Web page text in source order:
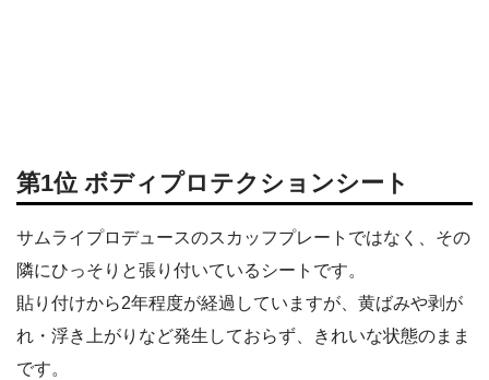
第1位 ボディプロテクションシート
サムライプロデュースのスカッフプレートではなく、その
隣にひっそりと張り付いているシートです。
貼り付けから2年程度が経過していますが、黄ばみや剥が
れ・浮き上がりなど発生しておらず、きれいな状態のまま
です。